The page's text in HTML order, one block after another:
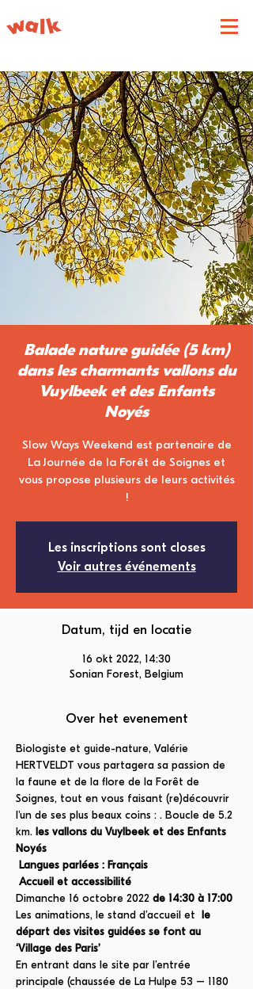
Balade nature guidée (5 km)
dans les charmants vallons du
Vuylbeek et des Enfants
Noyés
Slow Ways Weekend est partenaire de
La Journée de la Forêt de Soignes et
vous propose plusieurs de leurs activités
!
Les inscriptions sont closes
Voir autres événements
Datum, tijd en locatie
16 okt 2022, 14:30
Sonian Forest, Belgium
Over het evenement
Biologiste et guide-nature, Valérie
HERTVELDT vous partagera sa passion de
la faune et de la flore de la Forêt de
Soignes, tout en vous faisant (re)découvrir
l'un de ses plus beaux coins : . Boucle de 5.2
km. les vallons du Vuylbeek et des Enfants
Noyés
Langues parlées : Français
Accueil et accessibilité
Dimanche 16 octobre 2022 de 14:30 à 17:00
Les animations, le stand d’accueil et le
départ des visites guidées se font au
‘Village des Paris’
En entrant dans le site par l’entrée
principale (chaussée de La Hulpe 53 – 1180